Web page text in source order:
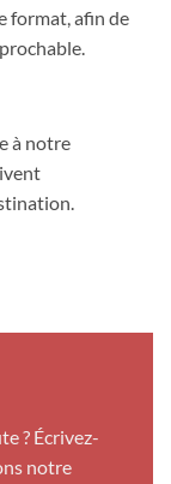
format, afin de
à notre
? Écrivez-
notre